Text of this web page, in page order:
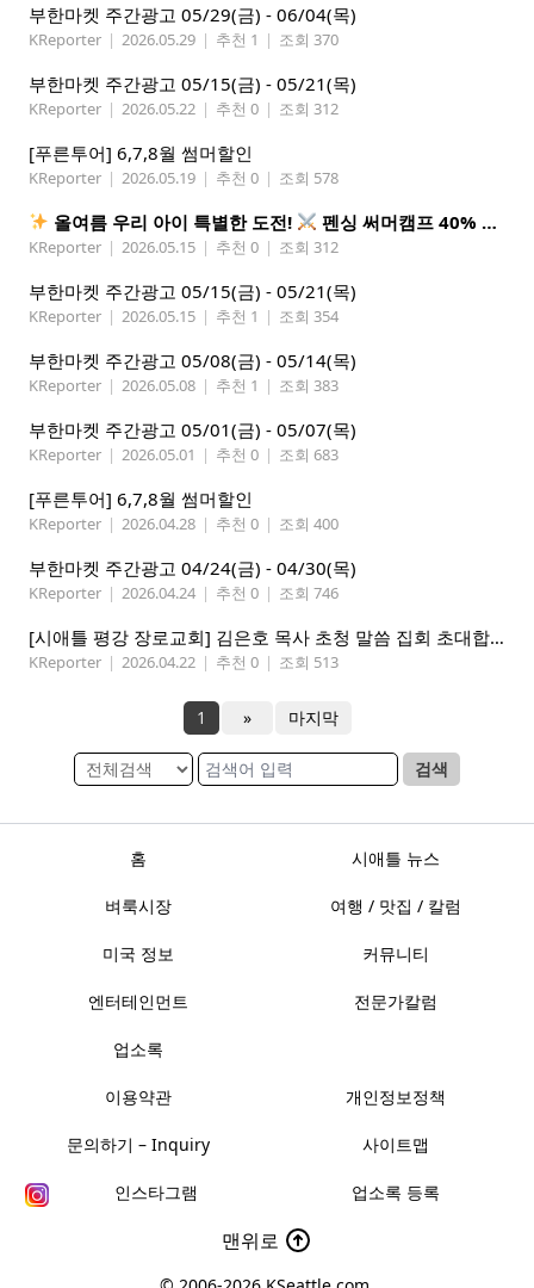
부한마켓 주간광고 05/29(금) - 06/04(목)
KReporter | 2026.05.29 | 추천 1 | 조회 370
부한마켓 주간광고 05/15(금) - 05/21(목)
KReporter | 2026.05.22 | 추천 0 | 조회 312
[푸른투어] 6,7,8월 썸머할인
KReporter | 2026.05.19 | 추천 0 | 조회 578
올여름 우리 아이 특별한 도전! 펜싱 써머캠프 40% 선착순 할인
KReporter | 2026.05.15 | 추천 0 | 조회 312
부한마켓 주간광고 05/15(금) - 05/21(목)
KReporter | 2026.05.15 | 추천 1 | 조회 354
부한마켓 주간광고 05/08(금) - 05/14(목)
KReporter | 2026.05.08 | 추천 1 | 조회 383
부한마켓 주간광고 05/01(금) - 05/07(목)
KReporter | 2026.05.01 | 추천 0 | 조회 683
[푸른투어] 6,7,8월 썸머할인
KReporter | 2026.04.28 | 추천 0 | 조회 400
부한마켓 주간광고 04/24(금) - 04/30(목)
KReporter | 2026.04.24 | 추천 0 | 조회 746
[시애틀 평강 장로교회] 김은호 목사 초청 말씀 집회 초대합니다 5/3-5
KReporter | 2026.04.22 | 추천 0 | 조회 513
1 » 마지막
검색
홈 시애틀 뉴스
벼룩시장 여행 / 맛집 / 칼럼
미국 정보 커뮤니티
엔터테인먼트 전문가칼럼
업소록
이용약관 개인정보정책
문의하기 – Inquiry 사이트맵
인스타그램 업소록 등록
맨위로